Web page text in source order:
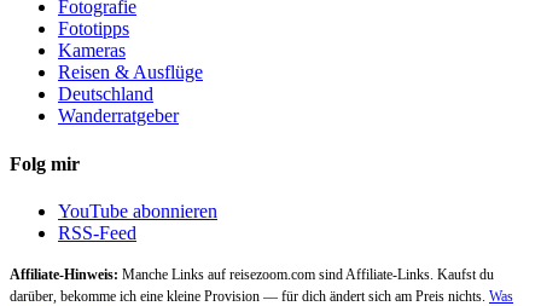
Fotografie
Fototipps
Kameras
Reisen & Ausflüge
Deutschland
Wanderratgeber
Folg mir
YouTube abonnieren
RSS-Feed
Affiliate-Hinweis: Manche Links auf reisezoom.com sind Affiliate-Links. Kaufst du
darüber, bekomme ich eine kleine Provision — für dich ändert sich am Preis nichts. Was